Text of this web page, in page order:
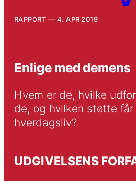
RAPPORT 4. APR 2019
Enlige med demens
Hvem er de, hvilke
de, og hvilken støtte får
hverdagsliv?
UDGIVELSENS